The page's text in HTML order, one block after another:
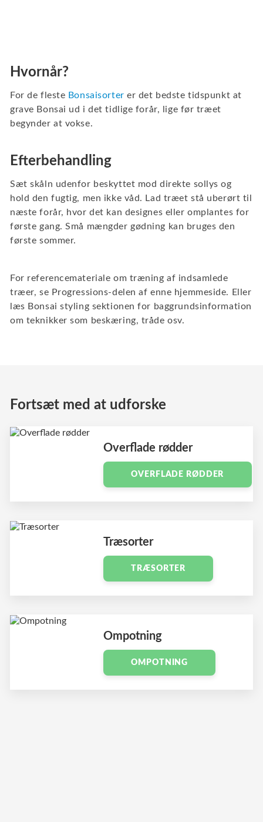
Hvornår?
For de fleste Bonsaisorter er det bedste tidspunkt at
grave Bonsai ud i det tidlige forår, lige før træet
begynder at vokse.
Efterbehandling
Sæt skåln udenfor beskyttet mod direkte sollys og
hold den fugtig, men ikke våd. Lad træet stå uberørt til
næste forår, hvor det kan designes eller omplantes for
første gang. Små mængder gødning kan bruges den
første sommer.
For referencemateriale om træning af indsamlede
træer, se Progressions-delen af enne hjemmeside. Eller
læs Bonsai styling sektionen for baggrundsinformation
om teknikker som beskæring, tråde osv.
Fortsæt med at udforske
Overflade rødder
OVERFLADE RØDDER
Træsorter
TRÆSORTER
Ompotning
OMPOTNING